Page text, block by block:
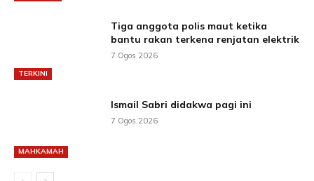
TERKINI
Tiga anggota polis maut ketika
bantu rakan terkena renjatan elektrik
7 Ogos 2026
MAHKAMAH
Ismail Sabri didakwa pagi ini
7 Ogos 2026